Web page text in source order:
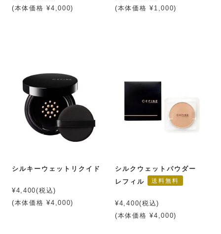
(本体価格 ¥4,000)
(本体価格 ¥1,000)
シルキーウェットリクイド
¥4,400(税込)
(本体価格 ¥4,000)
シルクウェットパウダー
レフィル
送料無料
¥4,400(税込)
(本体価格 ¥4,000)